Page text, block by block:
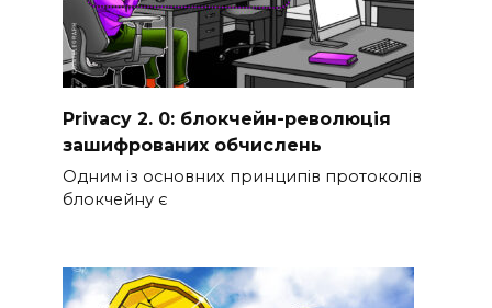
Privacy 2. 0: блокчейн-революція
зашифрованих обчислень
Одним із основних принципів протоколів
блокчейну є